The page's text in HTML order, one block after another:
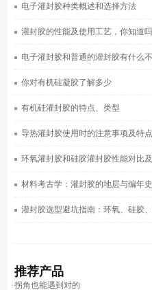
电子灌封胶种类概述和选择方法
灌封胶的性能及使用工艺，你知道
电子灌封胶和普通的灌封胶有什么
你对有机硅凝胶了解多少
有机硅灌封胶的特点、类型
导热灌封胶使用时的注意事项及特
环氧灌封胶和硅胶灌封胶性能对比
材料考古学：灌封胶的地层与编年史
推荐产品
拐角也能遇到对的